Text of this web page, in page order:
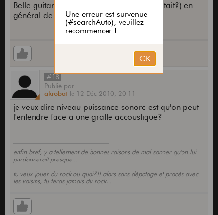
Belle guitare en effet ! Washburn c'est (c'était?) en
général de la belle lutherie.
#18
Publié par
akrobat le 12 Déc 2010, 20:11
je veux dire niveau puissance sonore est qu'on peut
l'entendre face a une gratte accoustique?
enfin bref, y a tellement de bonnes raisons de mal sonner qu'on lui
pardonnerait presque...
tu veux jouer du rock ou quoi?!! alors sans dépotage et procès avec
les voisins, tu feras jamais du rock...